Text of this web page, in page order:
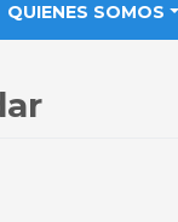
QUIENES SOMOS